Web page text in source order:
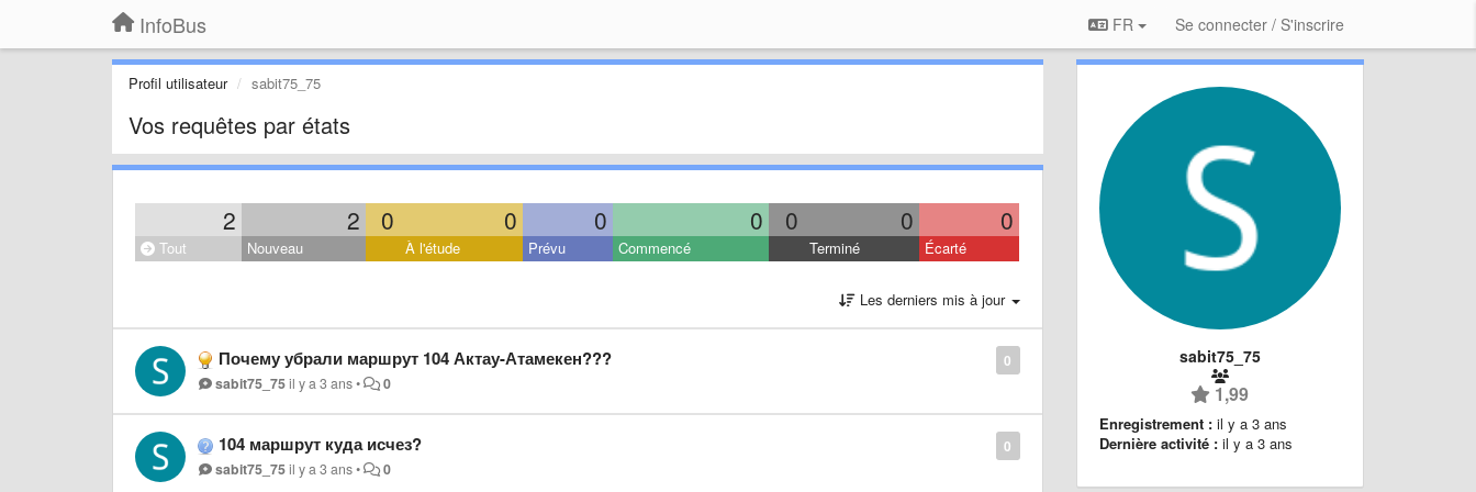
InfoBus FR Se connecter / S'inscrire
Profil utilisateur sabit75_75
Vos requêtes par états
2 2 0 0 0 0 0 0 0
Tout Nouveau À l'étude Prévu Commencé Terminé Écarté
Les derniers mis à jour
0
Почему убрали маршрут 104 Актау-Атамекен???
sabit75_75il y a 3 ans• 0
0
104 маршрут куда исчез?
sabit75_75il y a 3 ans• 0
sabit75_75
1,99
Enregistrement : il y a 3 ans
Dernière activité : il y a 3 ans